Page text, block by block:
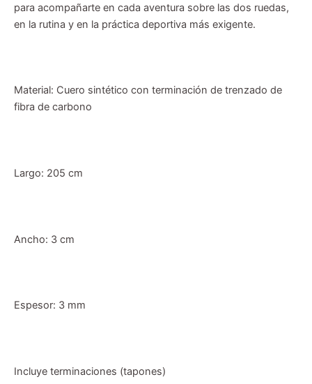
para acompañarte en cada aventura sobre las dos ruedas,
en la rutina y en la práctica deportiva más exigente.
Material: Cuero sintético con terminación de trenzado de
fibra de carbono
Largo: 205 cm
Ancho: 3 cm
Espesor: 3 mm
Incluye terminaciones (tapones)